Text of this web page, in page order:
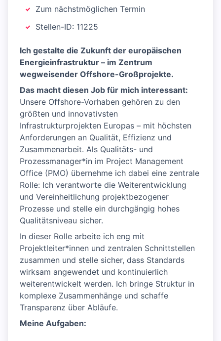
Zum nächstmöglichen Termin
Stellen-ID: 11225
Ich gestalte die Zukunft der europäischen
Energieinfrastruktur – im Zentrum
wegweisender Offshore-Großprojekte.
Das macht diesen Job für mich interessant:
Unsere Offshore-Vorhaben gehören zu den
größten und innovativsten
Infrastrukturprojekten Europas – mit höchsten
Anforderungen an Qualität, Effizienz und
Zusammenarbeit. Als Qualitäts- und
Prozessmanager*in im Project Management
Office (PMO) übernehme ich dabei eine zentrale
Rolle: Ich verantworte die Weiterentwicklung
und Vereinheitlichung projektbezogener
Prozesse und stelle ein durchgängig hohes
Qualitätsniveau sicher.
In dieser Rolle arbeite ich eng mit
Projektleiter*innen und zentralen Schnittstellen
zusammen und stelle sicher, dass Standards
wirksam angewendet und kontinuierlich
weiterentwickelt werden. Ich bringe Struktur in
komplexe Zusammenhänge und schaffe
Transparenz über Abläufe.
Meine Aufgaben: